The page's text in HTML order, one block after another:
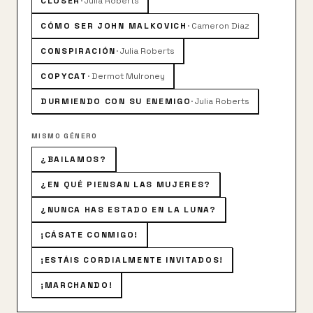
CÓMO SER JOHN MALKOVICH · Cameron Diaz
CONSPIRACIÓN·Julia Roberts
COPYCAT · Dermot Mulroney
DURMIENDO CON SU ENEMIGO·Julia Roberts
MISMO GÉNERO
¿BAILAMOS?
¿EN QUÉ PIENSAN LAS MUJERES?
¿NUNCA HAS ESTADO EN LA LUNA?
¡CÁSATE CONMIGO!
¡ESTÁIS CORDIALMENTE INVITADOS!
¡MARCHANDO!